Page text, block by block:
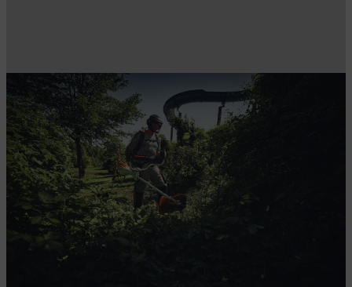
De kracht van benzine in een batterij
Hoog gras, taai struikgewas of kleine bomen? De STIHL
accubosmaaier knalt er moeiteloos – en zonder lawaai – doorheen.
Met z’n brede maaicirkel, krachtige accumotor en optioneel
hakselmes ben je elk bos de baas, zonder de buren te storen.